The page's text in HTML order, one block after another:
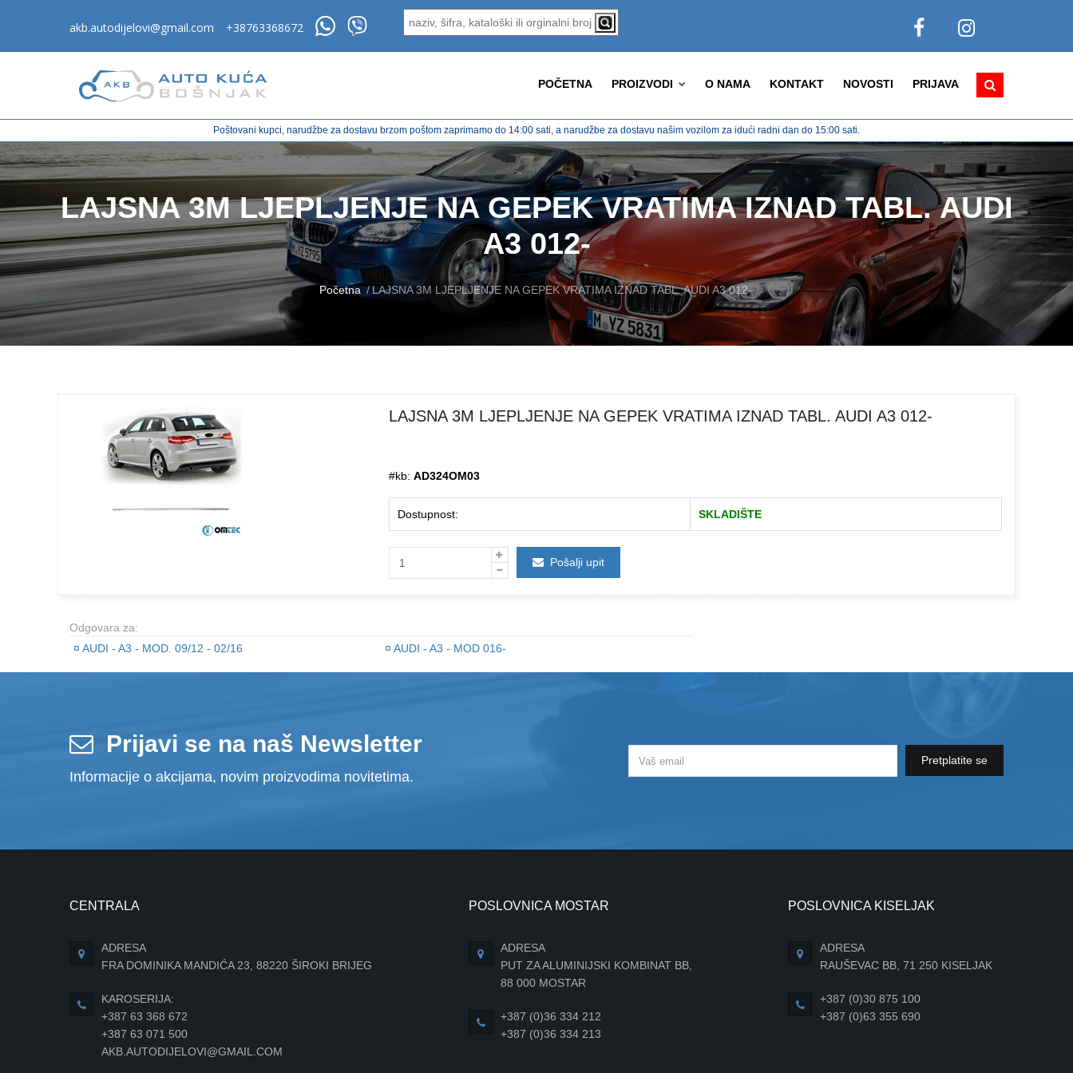
akb.autodijelovi@gmail.com +38763368672
POČETNA PROIZVODI O NAMA KONTAKT NOVOSTI PRIJAVA
Poštovani kupci, narudžbe za dostavu brzom poštom zaprimamo do 14:00 sati, a narudžbe za dostavu našim vozilom za idući radni dan do 15:00 sati.
LAJSNA 3M LJEPLJENJE NA GEPEK VRATIMA IZNAD TABL. AUDI
A3 012-
Početna LAJSNA 3M LJEPLJENJE NA GEPEK VRATIMA IZNAD TABL. AUDI A3 012-
LAJSNA 3M LJEPLJENJE NA GEPEK VRATIMA IZNAD TABL. AUDI A3 012-
#kb:AD324OM03
Dostupnost: SKLADIŠTE
Pošalji upit
Odgovara za:
¤ AUDI - A3 - MOD. 09/12 - 02/16 ¤ AUDI - A3 - MOD 016-
Prijavi se na naš Newsletter
Informacije o akcijama, novim proizvodima novitetima.
Pretplatite se
CENTRALA
ADRESA
FRA DOMINIKA MANDIĆA 23, 88220 ŠIROKI BRIJEG
KAROSERIJA:
+387 63 368 672
+387 63 071 500
AKB.AUTODIJELOVI@GMAIL.COM
POSLOVNICA MOSTAR
ADRESA
PUT ZA ALUMINIJSKI KOMBINAT BB,
88 000 MOSTAR
+387 (0)36 334 212
+387 (0)36 334 213
POSLOVNICA KISELJAK
ADRESA
RAUŠEVAC BB, 71 250 KISELJAK
+387 (0)30 875 100
+387 (0)63 355 690